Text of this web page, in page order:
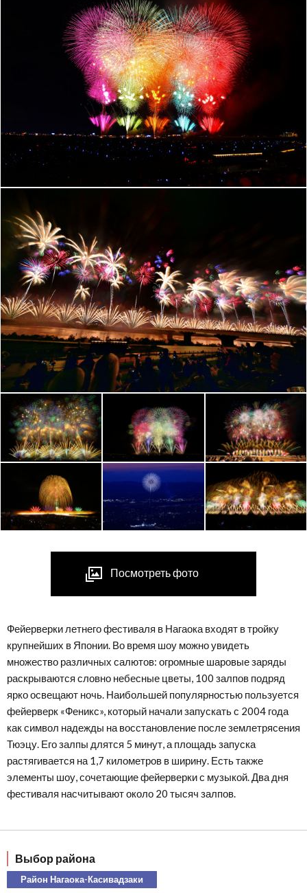
Посмотреть фото
Фейерверки летнего фестиваля в Нагаока входят в тройку
крупнейших в Японии. Во время шоу можно увидеть
множество различных салютов: огромные шаровые заряды
раскрываются словно небесные цветы, 100 залпов подряд
ярко освещают ночь. Наибольшей популярностью пользуется
фейерверк «Феникс», который начали запускать с 2004 года
как символ надежды на восстановление после землетрясения
Тюэцу. Его залпы длятся 5 минут, а площадь запуска
растягивается на 1,7 километров в ширину. Есть также
элементы шоу, сочетающие фейерверки с музыкой. Два дня
фестиваля насчитывают около 20 тысяч залпов.
Выбор района
Район Нагаока-Касивадзаки